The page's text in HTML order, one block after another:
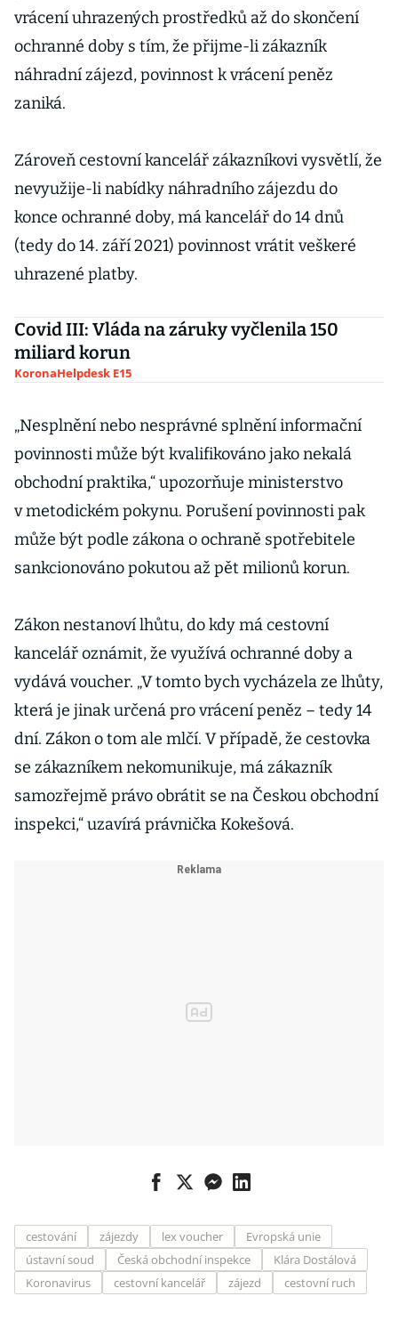
vrácení uhrazených prostředků až do skončení
ochranné doby s tím, že přijme-li zákazník
náhradní zájezd, povinnost k vrácení peněz
zaniká.
Zároveň cestovní kancelář zákazníkovi vysvětlí, že
nevyužije-li nabídky náhradního zájezdu do
konce ochranné doby, má kancelář do 14 dnů
(tedy do 14. září 2021) povinnost vrátit veškeré
uhrazené platby.
Covid III: Vláda na záruky vyčlenila 150
miliard korun
KoronaHelpdesk E15
„Nesplnění nebo nesprávné splnění informační
povinnosti může být kvalifikováno jako nekalá
obchodní praktika,“ upozorňuje ministerstvo
v metodickém pokynu. Porušení povinnosti pak
může být podle zákona o ochraně spotřebitele
sankcionováno pokutou až pět milionů korun.
Zákon nestanoví lhůtu, do kdy má cestovní
kancelář oznámit, že využívá ochranné doby a
vydává voucher. „V tomto bych vycházela ze lhůty,
která je jinak určená pro vrácení peněz – tedy 14
dní. Zákon o tom ale mlčí. V případě, že cestovka
se zákazníkem nekomunikuje, má zákazník
samozřejmě právo obrátit se na Českou obchodní
inspekci,“ uzavírá právnička Kokešová.
cestování zájezdy lex voucher
Evropská unie
ústavní soud
Česká obchodní inspekce
Klára Dostálová
Koronavirus
cestovní kancelář zájezd cestovní ruch